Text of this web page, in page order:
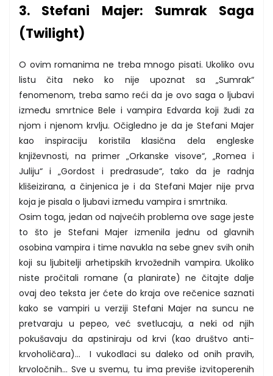
3. Stefani Majer: Sumrak Saga
(Twilight)
O ovim romanima ne treba mnogo pisati. Ukoliko ovu
listu čita neko ko nije upoznat sa „Sumrak“
fenomenom, treba samo reći da je ovo saga o ljubavi
između smrtnice Bele i vampira Edvarda koji žudi za
njom i njenom krvlju. Očigledno je da je Stefani Majer
kao inspiraciju koristila klasična dela engleske
književnosti, na primer „Orkanske visove“, „Romea i
Juliju“ i „Gordost i predrasude“, tako da je radnja
klišeizirana, a činjenica je i da Stefani Majer nije prva
koja je pisala o ljubavi između vampira i smrtnika.
Osim toga, jedan od najvećih problema ove sage jeste
to što je Stefani Majer izmenila jednu od glavnih
osobina vampira i time navukla na sebe gnev svih onih
koji su ljubitelji arhetipskih krvožednih vampira. Ukoliko
niste pročitali romane (a planirate) ne čitajte dalje
ovaj deo teksta jer ćete do kraja ove rečenice saznati
kako se vampiri u verziji Stefani Majer na suncu ne
pretvaraju u pepeo, već svetlucaju, a neki od njih
pokušavaju da apstiniraju od krvi (kao društvo anti-
krvoholičara)... I vukodlaci su daleko od onih pravih,
krvoločnih... Sve u svemu, tu ima previše izvitoperenih